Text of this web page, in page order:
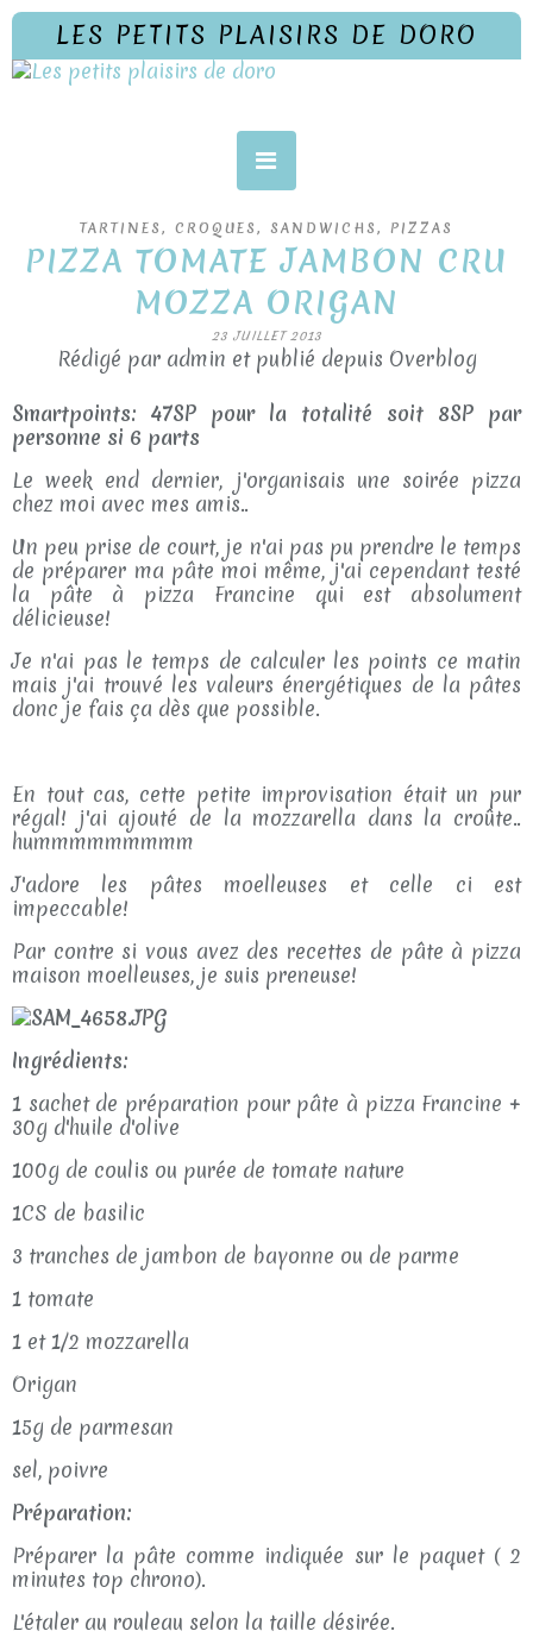
LES PETITS PLAISIRS DE DORO
TARTINES, CROQUES, SANDWICHS, PIZZAS
PIZZA TOMATE JAMBON CRU
MOZZA ORIGAN
23 JUILLET 2013
Rédigé par admin et publié depuis Overblog
Smartpoints: 47SP pour la totalité soit 8SP par
personne si 6 parts
Le week end dernier, j'organisais une soirée pizza
chez moi avec mes amis..
Un peu prise de court, je n'ai pas pu prendre le temps
de préparer ma pâte moi même, j'ai cependant testé
la pâte à pizza Francine qui est absolument
délicieuse!
Je n'ai pas le temps de calculer les points ce matin
mais j'ai trouvé les valeurs énergétiques de la pâtes
donc je fais ça dès que possible.
En tout cas, cette petite improvisation était un pur
régal! j'ai ajouté de la mozzarella dans la croûte..
hummmmmmmmm
J'adore les pâtes moelleuses et celle ci est
impeccable!
Par contre si vous avez des recettes de pâte à pizza
maison moelleuses, je suis preneuse!
Ingrédients:
1 sachet de préparation pour pâte à pizza Francine +
30g d'huile d'olive
100g de coulis ou purée de tomate nature
1CS de basilic
3 tranches de jambon de bayonne ou de parme
1 tomate
1 et 1/2 mozzarella
Origan
15g de parmesan
sel, poivre
Préparation:
Préparer la pâte comme indiquée sur le paquet ( 2
minutes top chrono).
L'étaler au rouleau selon la taille désirée.